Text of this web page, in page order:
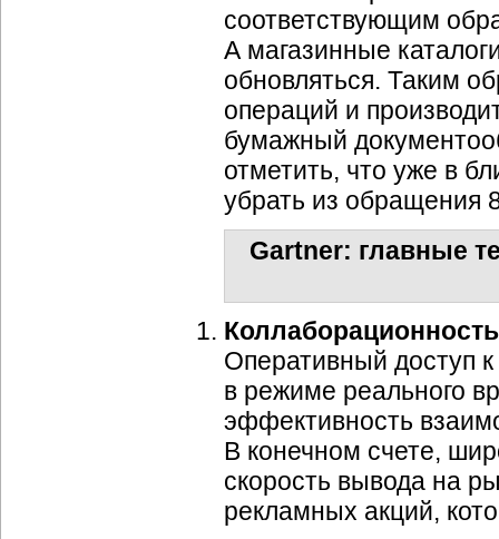
соответствующим
А магазинные
обновляться. Таким
операций и
бумажный
отметить, что уже в
убрать из обращения
Gartner: главные
Коллаборационность
Оперативный доступ
в режиме реального
эффективность
В конечном счете,
скорость вывода на
рекламных акций,